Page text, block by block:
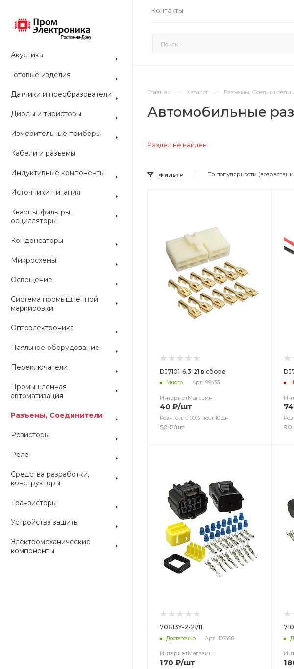
Контакты
Акустика
Готовые изделия
Датчики и преобразователи
Диоды и тиристоры
Измерительные приборы
Кабели и разъемы
Индуктивные компоненты
Источники питания
Кварцы, фильтры,
осцилляторы
Конденсаторы
Микросхемы
Освещение
Система промышленной
маркировки
Оптоэлектроника
Паяльное оборудование
Переключатели
Промышленная
автоматизация
Разъемы, Соединители
Резисторы
Реле
Средства разработки,
конструкторы
Транзисторы
Устройства защиты
Электромеханические
компоненты
Главная — Каталог — Разъемы, Соединители
Автомобильные
Раздел не найден
ФИЛЬТР По популярности
DJ7101-6.3-21 в сборе
Много Арт.: 99433
ИнтернетМагазин
40 ₽/шт
Розн. опл.:100% пост 10 дн.
50₽/шт
74
90
70813Y-2-21/11
Достаточно Арт.: 107498
ИнтернетМагазин
170 ₽/шт